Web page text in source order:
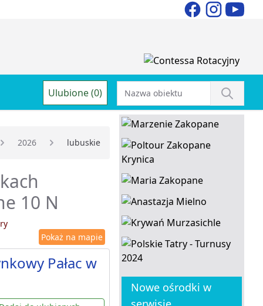
Ulubione (0)
2026 lubuskie
10 N
Pokaż na mapie
Pałac w
Nowe ośrodki w